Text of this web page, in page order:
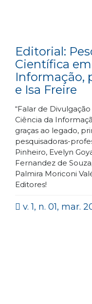
Editorial:
Científica
Informação,
e Isa Freire
“Falar de
Ciência da
graças ao legado,
pesquisadoras-
Pinheiro, Evelyn
Fernandez de
Palmira Moriconi
Editores!
v. 1, n. 01, mar.